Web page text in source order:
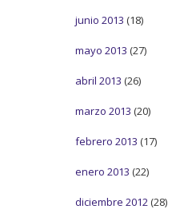
junio 2013 (18)
mayo 2013 (27)
abril 2013 (26)
marzo 2013 (20)
febrero 2013 (17)
enero 2013 (22)
diciembre 2012 (28)